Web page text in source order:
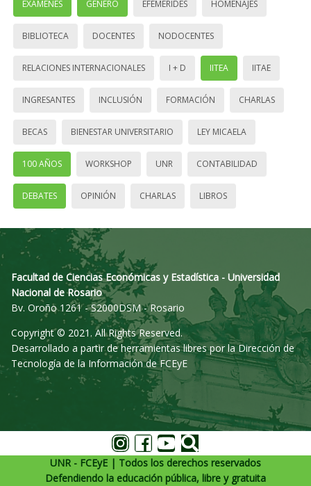
EXÁMENES GÉNERO EFEMÉRIDES HOMENAJES
BIBLIOTECA DOCENTES NODOCENTES
RELACIONES INTERNACIONALES I + D IITEA IITAE
INGRESANTES INCLUSIÓN FORMACIÓN CHARLAS
BECAS BIENESTAR UNIVERSITARIO LEY MICAELA
100 AÑOS WORKSHOP UNR CONTABILIDAD
DEBATES OPINIÓN CHARLAS LIBROS
Facultad de Ciencias Económicas y Estadística - Universidad
Nacional de Rosario
Bv. Oroño 1261 - S2000DSM - Rosario
Copyright © 2021. All Rights Reserved.
Desarrollado a partir de herramientas libres por la Dirección de
Tecnología de la Información de FCEyE
UNR - FCEyE | Todos los derechos reservados
Defendiendo la educación pública, libre y gratuita